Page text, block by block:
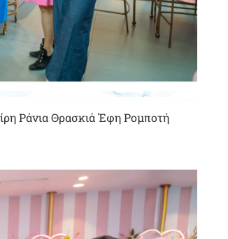
Ράνια Θρασκιά Έφη Ρομποτή